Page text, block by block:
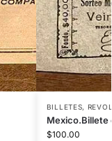
BILLETES,
Mexico.Billete
$100.00